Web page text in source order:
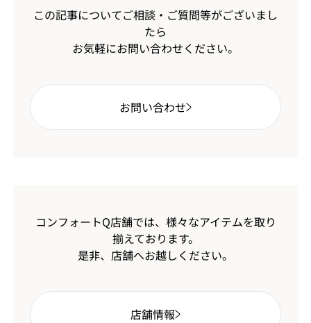
この記事についてご相談・ご質問等がございまし
たら
お気軽にお問い合わせください。
お問い合わせ
コンフォートQ店舗では、様々なアイテムを取り
揃えております。
是非、店舗へお越しください。
店舗情報